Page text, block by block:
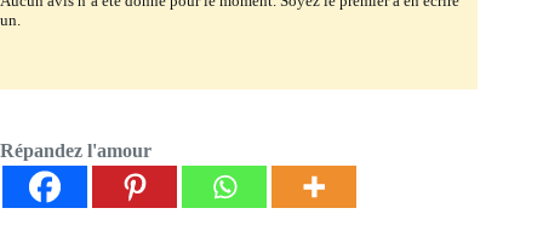
un.
Répandez l'amour